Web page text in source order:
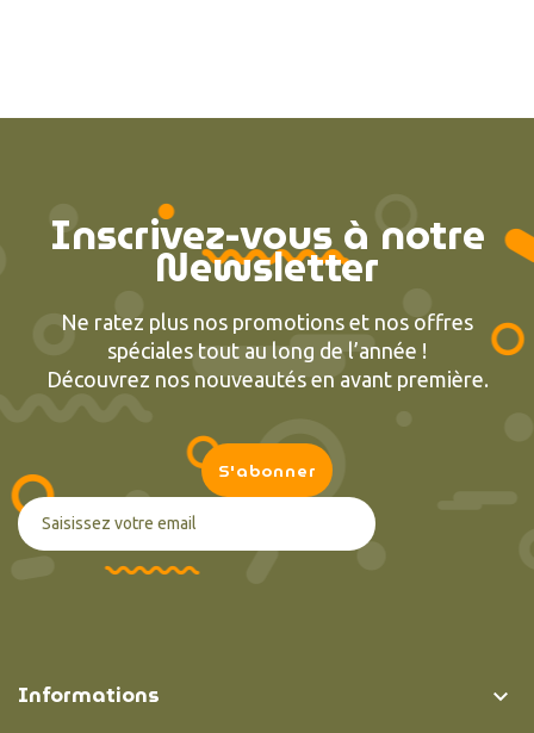
Inscrivez-vous à notre
Newsletter
Ne ratez plus nos promotions et nos offres
spéciales tout au long de l’année !
Découvrez nos nouveautés en avant première.
Informations 